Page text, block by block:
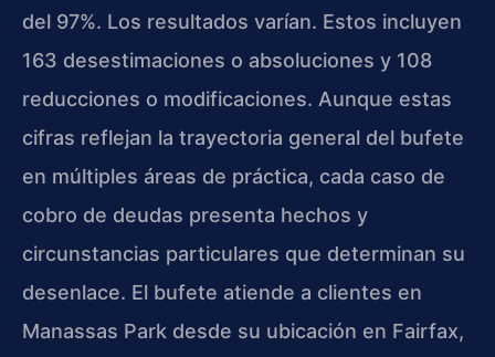
del 97%. Los resultados varían. Estos incluyen
163 desestimaciones o absoluciones y 108
reducciones o modificaciones. Aunque estas
cifras reflejan la trayectoria general del bufete
en múltiples áreas de práctica, cada caso de
cobro de deudas presenta hechos y
circunstancias particulares que determinan su
desenlace. El bufete atiende a clientes en
Manassas Park desde su ubicación en Fairfax,